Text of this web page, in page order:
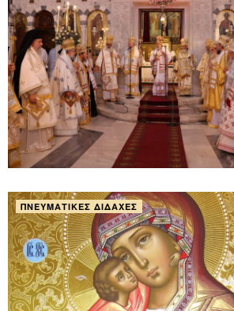
ΠΝΕΥΜΑΤΙΚΈΣ ΔΙΔΑΧΈΣ